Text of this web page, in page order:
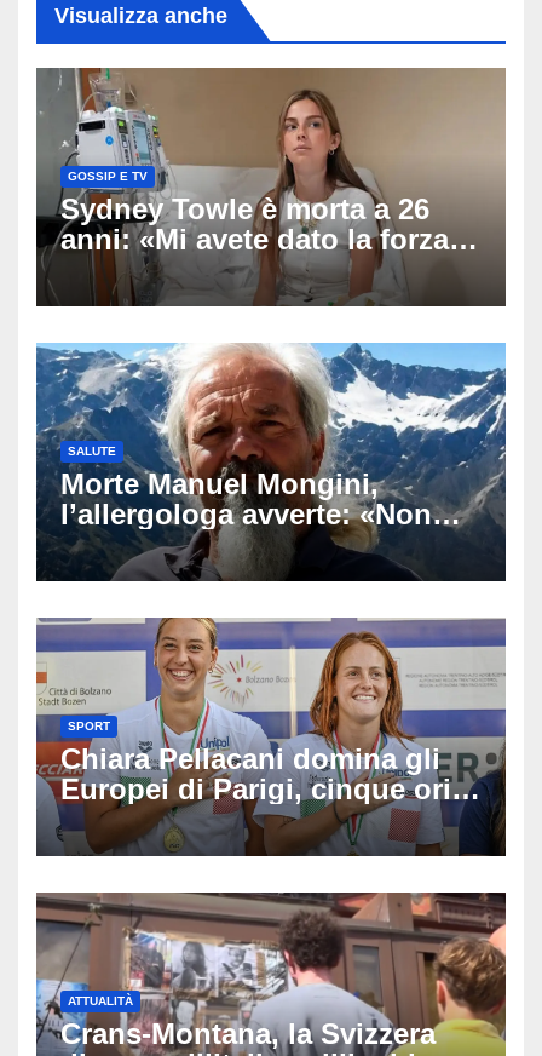
Visualizza anche
GOSSIP E TV
Sydney Towle è morta a 26
anni: «Mi avete dato la forza
di andare avanti», l’ultimo
messaggio dell’influencer
SALUTE
Morte Manuel Mongini,
l’allergologa avverte: «Non
aspettate di sapere se siete
allergici»
SPORT
Chiara Pellacani domina gli
Europei di Parigi, cinque ori
in cinque gare: ‘Nel sincro
siamo da medaglia olimpica’
ATTUALITÀ
Crans-Montana, la Svizzera